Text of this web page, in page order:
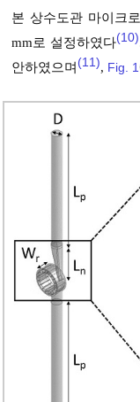
본 상수도관 마이크
mm로 설정하였다(10)
안하였으며 (11), Fig. 1